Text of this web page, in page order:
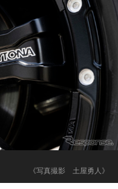
《写真撮影 土屋勇人》